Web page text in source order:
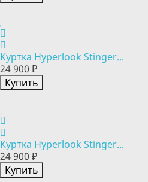
Куртка Hyperlook Stinger...
24 900 ₽
Купить
Куртка Hyperlook Stinger...
24 900 ₽
Купить